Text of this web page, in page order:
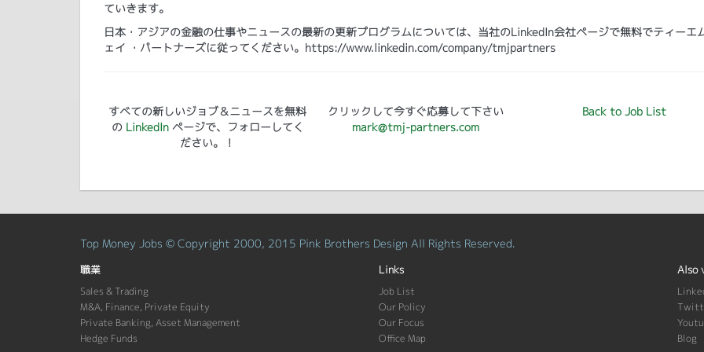
ていきます。
日本・アジアの金融の仕事やニュースの最新の更新プログラムについては、当社のLinkedIn会社ページで無料でティーエ
ェイ ・パートナーズに従ってください。https://www.linkedin.com/company/tmjpartners
すべての新しいジョブ＆ニュースを無料
の LinkedInページで、フォローしてく
ださい。！
クリックして今すぐ応募して下さい
mark@tmj-partners.com
Back to Job List
Top Money Jobs © Copyright 2000, 2015 Pink Brothers Design All Rights Reserved.
職業
Sales & Trading
M&A, Finance, Private Equity
Private Banking, Asset Management
Hedge Funds
Links
Job List
Our Policy
Our Focus
Office Map
Also
Blog